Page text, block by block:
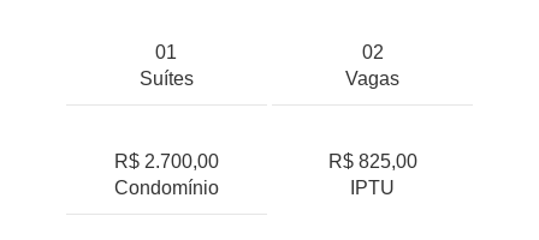
01
Suítes
02
Vagas
R$ 2.700,00
Condomínio
R$ 825,00
IPTU